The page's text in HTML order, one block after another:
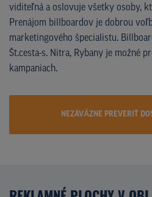
viditeľná a oslovuje všetky osoby,
Prenájom billboardov je dobrou
marketingového špecialistu.
Št.cesta-s. Nitra, Rybany je možné
kampaniach.
NEZÁVÄZNE PREVERIŤ